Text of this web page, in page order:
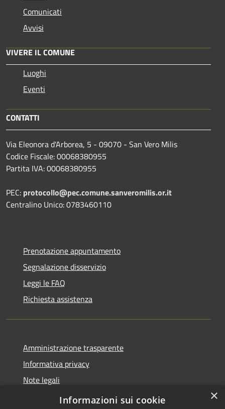
Comunicati
Avvisi
VIVERE IL COMUNE
Luoghi
Eventi
CONTATTI
Via Eleonora d'Arborea, 5 - 09070 - San Vero Milis
Codice Fiscale: 00068380955
Partita IVA: 00068380955
PEC: protocollo@pec.comune.sanveromilis.or.it
Centralino Unico: 0783460110
Prenotazione appuntamento
Segnalazione disservizio
Leggi le FAQ
Richiesta assistenza
Amministrazione trasparente
Informativa privacy
Note legali
Dichiarazione di accessibilità
×
Informazioni sui cookie